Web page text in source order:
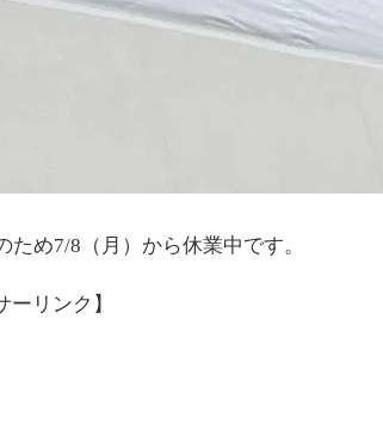
め7/8（月）から休業中です。
ーリンク】